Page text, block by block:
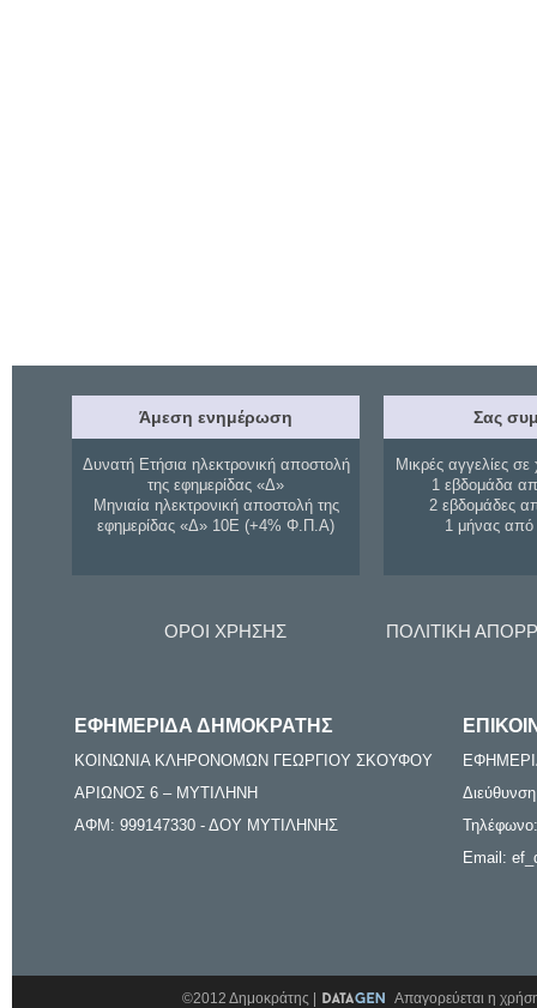
Άμεση ενημέρωση
Δυνατή Ετήσια ηλεκτρονική αποστολή
της εφημερίδας «Δ»
Μηνιαία ηλεκτρονική αποστολή της
εφημερίδας «Δ» 10Ε (+4% Φ.Π.Α)
Σας
Μικρές αγγελίες σε
1 εβδομάδα
2 εβδομάδες
1 μήνας
ΟΡΟΙ ΧΡΗΣΗΣ ΠΟΛΙΤΙΚΗ
ΕΦΗΜΕΡΙΔΑ ΔΗΜΟΚΡΑΤΗΣ
ΚΟΙΝΩΝΙΑ ΚΛΗΡΟΝΟΜΩΝ ΓΕΩΡΓΙΟΥ ΣΚΟΥΦΟΥ
ΑΡΙΩΝΟΣ 6 – ΜΥΤΙΛΗΝΗ
ΑΦΜ: 999147330 - ΔΟΥ ΜΥΤΙΛΗΝΗΣ
Email:
©2012 Δημοκράτης | Απαγορεύεται η